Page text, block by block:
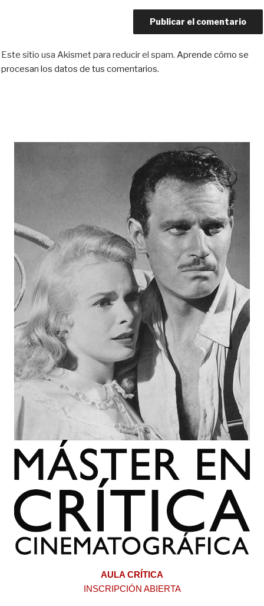
Este sitio usa Akismet para reducir el spam. Aprende cómo se
procesan los datos de tus comentarios.
AULA CRÍTICA
INSCRIPCIÓN ABIERTA